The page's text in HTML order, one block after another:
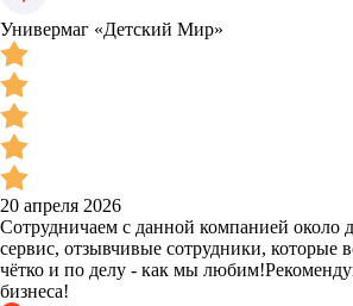
Универмаг «Детский Мир»
20 апреля 2026
Сотрудничаем с данной компанией около
сервис, отзывчивые сотрудники, которые
чётко и по делу - как мы
бизнеса!